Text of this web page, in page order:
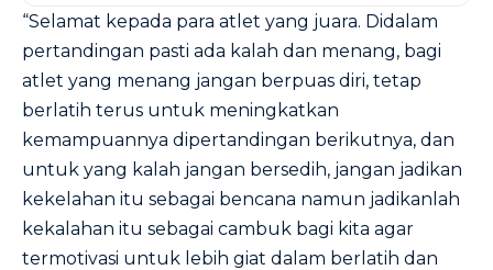
“Selamat kepada para atlet yang juara. Didalam
pertandingan pasti ada kalah dan menang, bagi
atlet yang menang jangan berpuas diri, tetap
berlatih terus untuk meningkatkan
kemampuannya dipertandingan berikutnya, dan
untuk yang kalah jangan bersedih, jangan jadikan
kekelahan itu sebagai bencana namun jadikanlah
kekalahan itu sebagai cambuk bagi kita agar
termotivasi untuk lebih giat dalam berlatih dan